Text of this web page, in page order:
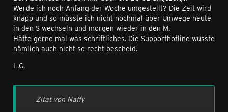
Werde ich noch Anfang der Woche umgestellt? Die Zeit wird
knapp und so müsste ich nicht nochmal über Umwege heute
in den S wechseln und morgen wieder in den M.
Hätte gerne mal was schriftliches. Die Supporthotline wusste
nämlich auch nicht so recht bescheid.
L.G.
Zitat von Naffy